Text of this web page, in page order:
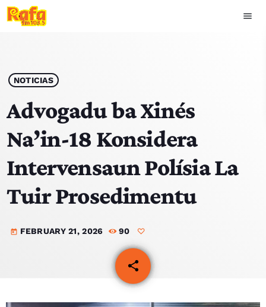
menu
play_arrow OUVIR RAFA
HOME
NOTISIA
EKIPA
TOP 15
NOTICIAS
Advogadu ba Xinés
Na’in-18 Konsidera
Intervensaun Polísia La
Tuir Prosedimentu
today FEBRUARY 21, 2026 90
share
email